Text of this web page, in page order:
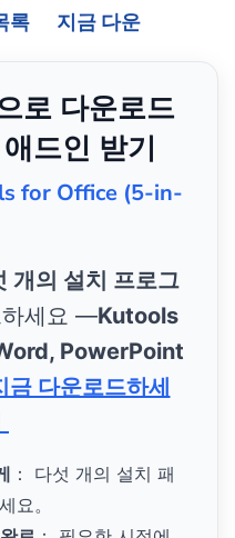
록
지금 다운
로 다운로드
드인 받기
for Office (5-in-
개의 설치 프로그
하세요 —Kutools
PowerPoint
금 다운로드하세
： 다섯 개의 설치 패
요。